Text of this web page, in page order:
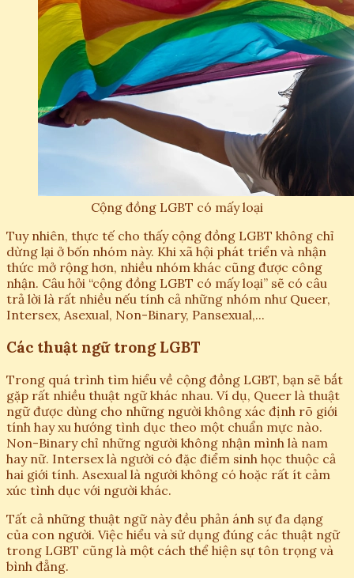
Cộng đồng LGBT có mấy loại
Tuy nhiên, thực tế cho thấy cộng đồng LGBT không chỉ
dừng lại ở bốn nhóm này. Khi xã hội phát triển và nhận
thức mở rộng hơn, nhiều nhóm khác cũng được công
nhận. Câu hỏi “cộng đồng LGBT có mấy loại” sẽ có câu
trả lời là rất nhiều nếu tính cả những nhóm như Queer,
Intersex, Asexual, Non-Binary, Pansexual,...
Các thuật ngữ trong LGBT
Trong quá trình tìm hiểu về cộng đồng LGBT, bạn sẽ bắt
gặp rất nhiều thuật ngữ khác nhau. Ví dụ, Queer là thuật
ngữ được dùng cho những người không xác định rõ giới
tính hay xu hướng tình dục theo một chuẩn mực nào.
Non-Binary chỉ những người không nhận mình là nam
hay nữ. Intersex là người có đặc điểm sinh học thuộc cả
hai giới tính. Asexual là người không có hoặc rất ít cảm
xúc tình dục với người khác.
Tất cả những thuật ngữ này đều phản ánh sự đa dạng
của con người. Việc hiểu và sử dụng đúng các thuật ngữ
trong LGBT cũng là một cách thể hiện sự tôn trọng và
bình đẳng.